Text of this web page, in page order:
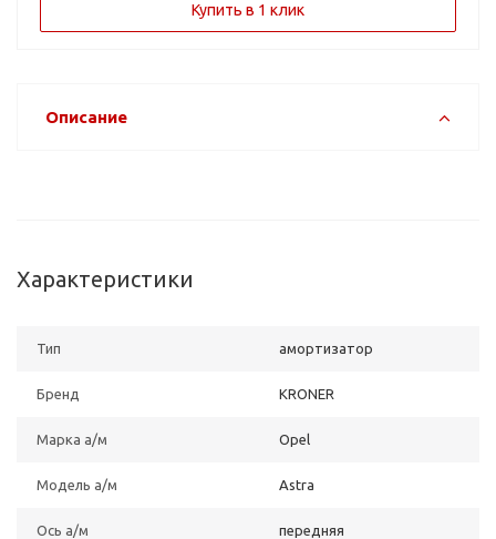
Купить в 1 клик
Описание
Характеристики
Тип амортизатор
Бренд KRONER
Марка а/м Opel
Модель а/м Astra
Ось а/м передняя